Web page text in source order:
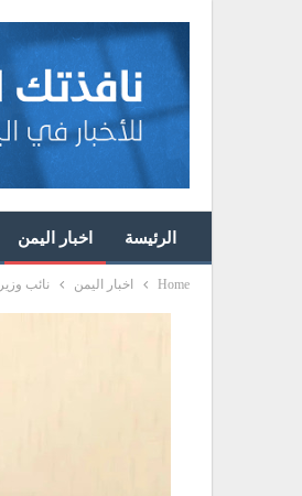
الرئيسة اخبار اليمن
Home اخبار اليمن نائب